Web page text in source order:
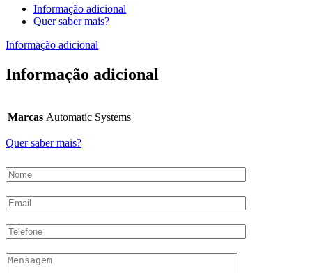
Informação adicional
Quer saber mais?
Informação adicional
Informação adicional
Marcas Automatic Systems
Quer saber mais?